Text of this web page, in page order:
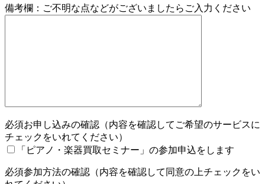
備考欄：ご不明な点などがございましたらご入力ください
必須お申し込みの確認（内容を確認してご希望のサービスに
チェックをいれてください）
「ピアノ・楽器買取セミナー」の参加申込をします
必須参加方法の確認（内容を確認して同意の上チェックをい